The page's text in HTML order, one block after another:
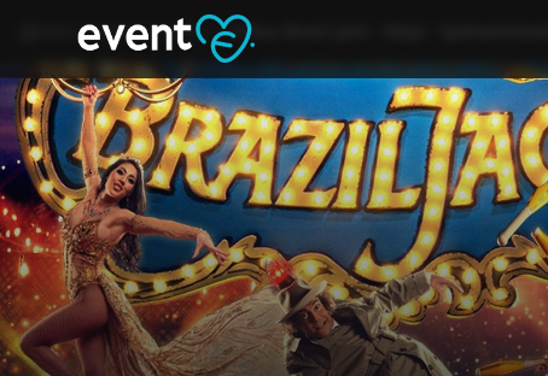
Event Kultur Cirkus Brazil Jack - Växjö - Spetsamossen